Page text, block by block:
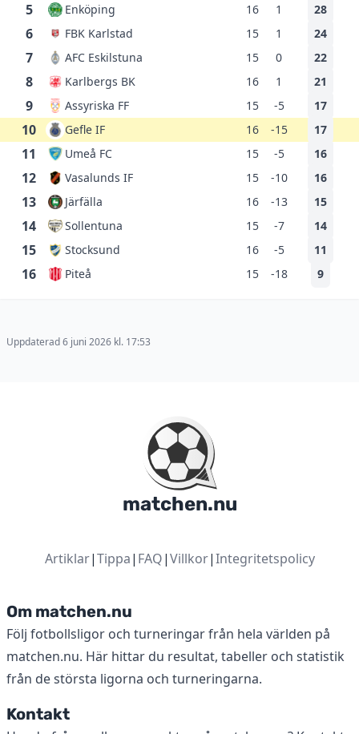
5 Enköping 16 1 28
6 FBK Karlstad 15 1 24
7 AFC Eskilstuna 15 0 22
8 Karlbergs BK 16 1 21
9 Assyriska FF 15 -5 17
10 Gefle IF 16 -15 17
11 Umeå FC 15 -5 16
12 Vasalunds IF 15 -10 16
13 Järfälla 16 -13 15
14 Sollentuna 15 -7 14
15 Stocksund 16 -5 11
16 Piteå 15 -18 9
Uppdaterad 6 juni 2026 kl. 17:53
matchen.nu
Artiklar|Tippa| FAQ|Villkor|Integritetspolicy
Om matchen.nu
Följ fotbollsligor och turneringar från hela världen på
matchen.nu. Här hittar du resultat, tabeller och statistik
från de största ligorna och turneringarna.
Kontakt